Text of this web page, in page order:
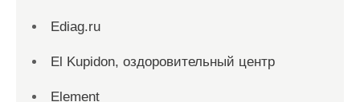
Ediag.ru
El Kupidon, оздоровительный центр
Element